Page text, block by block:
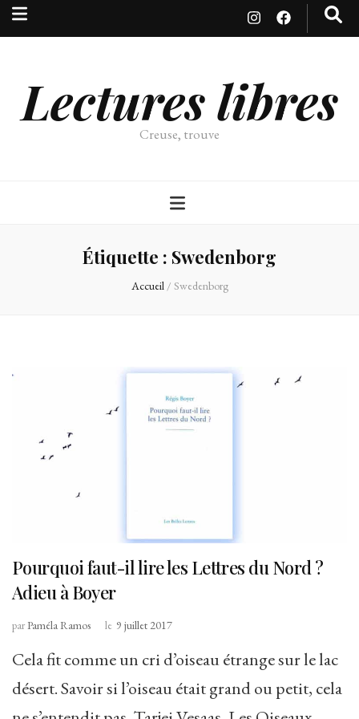
Lectures libres
Creuse, trouve
Étiquette : Swedenborg
Accueil / Swedenborg
Pourquoi faut-il lire les Lettres du Nord ?
Adieu à Boyer
parPaméla Ramos le 9 juillet 2017
Cela fit comme un cri d’oiseau étrange sur le lac
désert. Savoir si l’oiseau était grand ou petit, cela